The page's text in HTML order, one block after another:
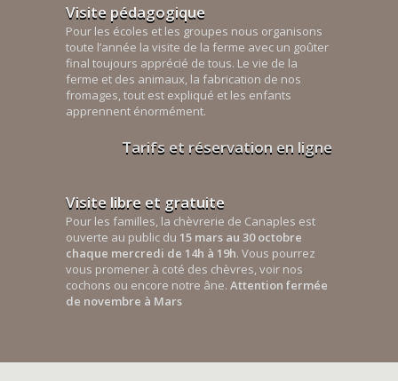
Visite pédagogique
Pour les écoles et les groupes nous organisons
toute l’année la visite de la ferme avec un goûter
final toujours apprécié de tous. Le vie de la
ferme et des animaux, la fabrication de nos
fromages, tout est expliqué et les enfants
apprennent énormément.
Tarifs et réservation en ligne
Visite libre et gratuite
Pour les familles, la chèvrerie de Canaples est
ouverte au public du 15 mars au 30 octobre
chaque mercredi de 14h à 19h. Vous pourrez
vous promener à coté des chèvres, voir nos
cochons ou encore notre âne. Attention fermée
de novembre à Mars